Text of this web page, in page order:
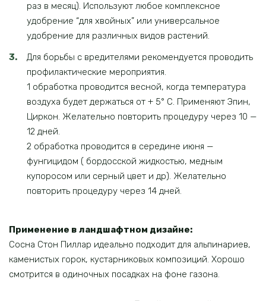
раз в месяц). Используют любое комплексное
удобрение “для хвойных” или универсальное
удобрение для различных видов растений.
Для борьбы с вредителями рекомендуется проводить
профилактические мероприятия.
1 обработка проводится весной, когда температура
воздуха будет держаться от + 5° С. Применяют Эпин,
Циркон. Желательно повторить процедуру через 10 —
12 дней.
2 обработка проводится в середине июня —
фунгицидом ( бордосской жидкостью, медным
купоросом или серный цвет и др). Желательно
повторить процедуру через 14 дней.
Применение в ландшафтном дизайне:
Сосна Стон Пиллар идеально подходит для альпинариев,
каменистых горок, кустарниковых композиций. Хорошо
смотрится в одиночных посадках на фоне газона.